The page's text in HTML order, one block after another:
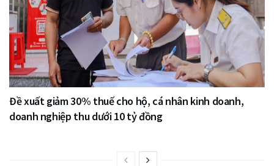
Đề xuất giảm 30% thuế cho hộ, cá nhân kinh doanh,
doanh nghiệp thu dưới 10 tỷ đồng